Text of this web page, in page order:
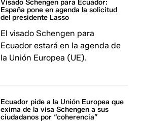
Visado Schengen para Ecuador:
España pone en agenda la solicitud
del presidente Lasso
El visado Schengen para
Ecuador estará en la agenda de
la Unión Europea (UE).
Ecuador pide a la Unión Europea que
exima de la visa Schengen a sus
ciudadanos por “coherencia”